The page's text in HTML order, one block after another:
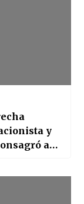
y
a